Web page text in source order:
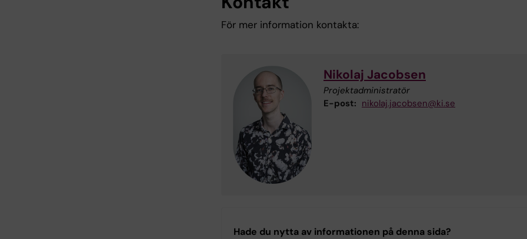
För mer information kontakta:
Nikolaj Jacobsen
Projektadministratör
E-post: nikolaj.jacobsen@ki.se
Hade du nytta av informationen på denna sida?